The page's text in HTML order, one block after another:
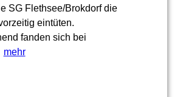
SG Flethsee/Brokdorf die
eintüten.
fanden sich bei
mehr